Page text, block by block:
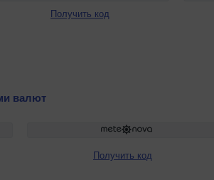
Получить код
валют
Получить код